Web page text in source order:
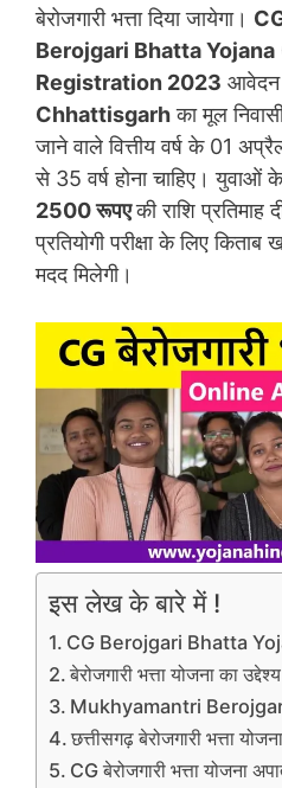
बेरोजगारी भत्ता दिया जायेगा।
Berojgari Bhatta Yojana
Registration 2023 आवेदन
Chhattisgarhका मूल
जाने वाले वित्तीय वर्ष के 01
से 35 वर्ष होना चाहिए। युवाओं
2500 रूपएकी राशि प्रतिमाह
प्रतियोगी परीक्षा के लिए किताब
मदद मिलेगी।
इस लेख के बारे में !
CG Berojgari Bhatta
बेरोजगारी भत्ता योजना का उद्देश्य
Mukhyamantri
छत्तीसगढ़ बेरोजगारी भत्ता
CG बेरोजगारी भत्ता योजना